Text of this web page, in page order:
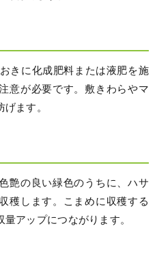
きに化成肥料または液肥を施
意が必要です。敷きわらやマ
ます。
艶の良い緑色のうちに、ハサ
穫します。こまめに収穫する
アップにつながります。